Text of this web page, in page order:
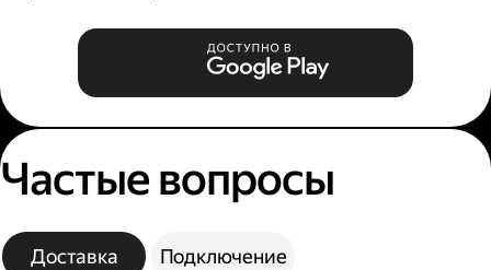
Частые вопросы
Доставка Подключение